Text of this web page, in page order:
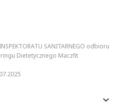
SANITARNEGO odbioru
Dietetycznego Maczfit